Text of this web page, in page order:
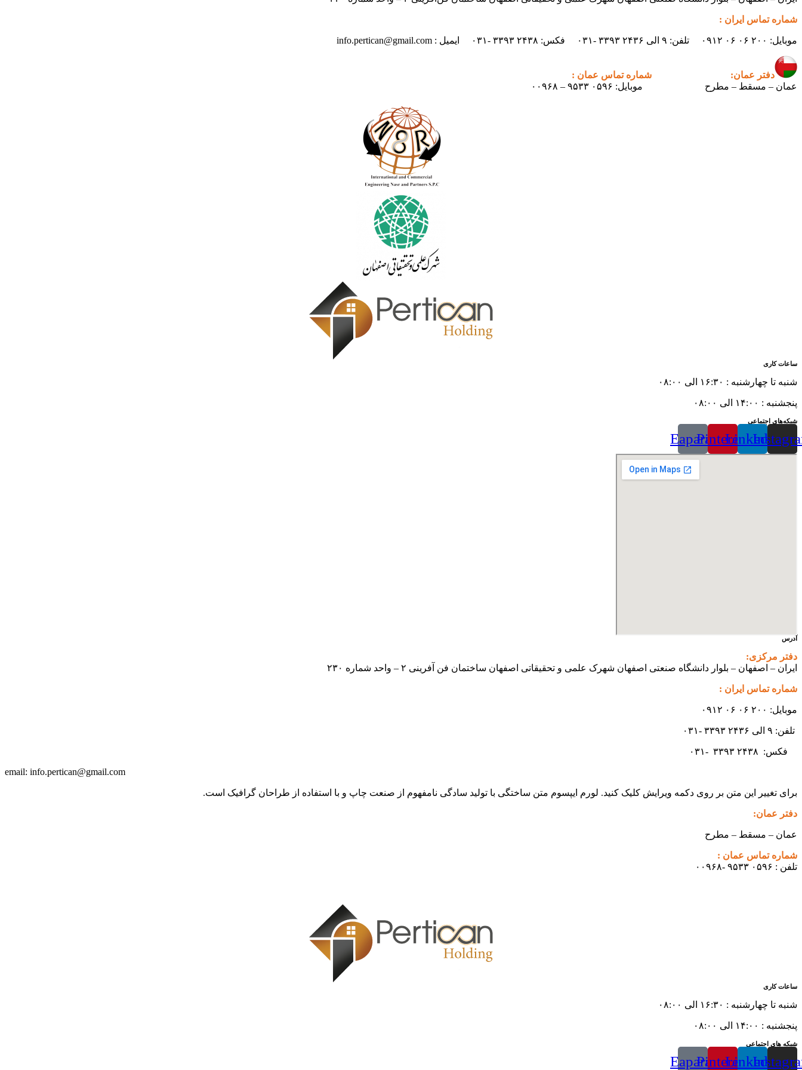
شماره تماس ایران :
موبایل: ۲۰۰ ۰۶ ۰۶ ۰۹۱۲ تلفن: ۹ الی ۲۴۳۶ ۳۳۹۳ -۰۳۱ فکس: ۲۴۳۸ ۳۳۹۳ -۰۳۱ ایمیل : info.pertican@gmail.com
دفتر عمان:
شماره تماس عمان :
عمان – مسقط – مطرح موبایل: ۰۵۹۶ ۹۵۳۳ – ۰۰۹۶۸
ساعات کاری
شنبه تا چهارشنبه : ۱۶:۳۰ الی ۰۸:۰۰
پنجشنبه : ۱۴:۰۰ الی ۰۸:۰۰
شبکه‌های اجتماعی
Linkedin
Pinterest
Eaparat
آدرس
دفتر مرکزی:
ایران – اصفهان – بلوار دانشگاه صنعتی اصفهان شهرک علمی و تحقیقاتی اصفهان ساختمان فن آفرینی ۲ – واحد شماره ۲۳۰
شماره تماس ایران :
موبایل: ۲۰۰ ۰۶ ۰۶ ۰۹۱۲
تلفن: ۹ الی ۲۴۳۶ ۳۳۹۳ -۰۳۱
فکس: ۳۳۹۳ ۲۴۳۸ -۰۳۱
info.pertican@gmail.com
برای تغییر این متن بر روی دکمه ویرایش کلیک کنید. لورم ایپسوم متن ساختگی با تولید سادگی نامفهوم از صنعت چاپ و با استفاده از طراحان گرافیک است.
دفتر عمان:
عمان – مسقط – مطرح
شماره تماس عمان :
تلفن : ۰۵۹۶ ۹۵۳۳ -۰۰۹۶۸
ساعات کاری
شنبه تا چهارشنبه : ۱۶:۳۰ الی ۰۸:۰۰
پنجشنبه : ۱۴:۰۰ الی ۰۸:۰۰
شبکه های اجتماعی
Linkedin
Pinterest
Eaparat